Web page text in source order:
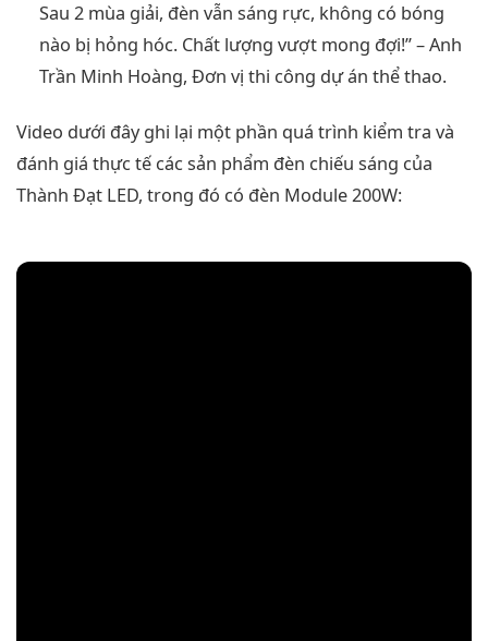
Sau 2 mùa giải, đèn vẫn sáng rực, không có bóng
nào bị hỏng hóc. Chất lượng vượt mong đợi!” – Anh
Trần Minh Hoàng, Đơn vị thi công dự án thể thao.
Video dưới đây ghi lại một phần quá trình kiểm tra và
đánh giá thực tế các sản phẩm đèn chiếu sáng của
Thành Đạt LED, trong đó có đèn Module 200W: